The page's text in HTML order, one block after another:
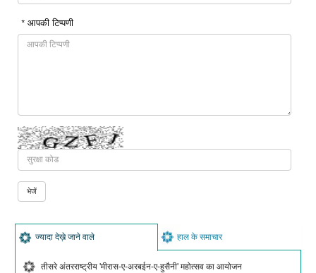
* आपकी टिप्पणी
ज्यादा देख़े जाने वाले हाल के समाचार
तीसरे अंतरराष्ट्रीय 'मीरास-ए-अरबईन-ए-हुसैनी' महोत्सव का आयोजन